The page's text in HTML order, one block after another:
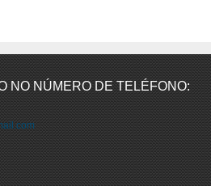
NO NÚMERO DE TELÉFONO: